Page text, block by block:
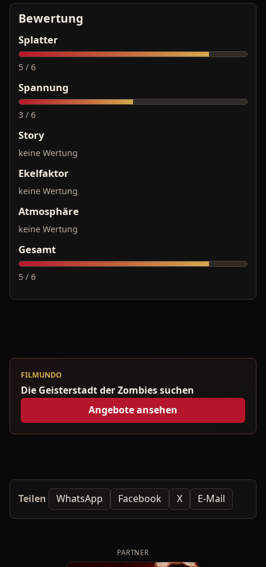
Bewertung
Splatter
5 / 6
Spannung
3 / 6
Story
keine Wertung
Ekelfaktor
keine Wertung
Atmosphäre
keine Wertung
Gesamt
5 / 6
FILMUNDO
Die Geisterstadt der Zombies suchen
Angebote ansehen
Teilen WhatsApp Facebook X E-Mail
PARTNER